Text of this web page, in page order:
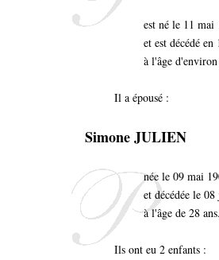
est né le 11 mai
et est décédé en
à l'âge
Il a épousé :
Simone JULIEN
née le 09 mai
et décédée le
à l'âge de 28 ans.
Ils ont eu 2 enfants :